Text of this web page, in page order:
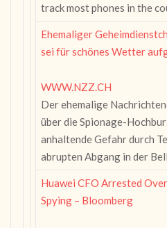
track most phones in the
Ehemaliger
sei für schönes Wetter
WWW.NZZ.CH
Der ehemalige
über die Spionage-
anhaltende Gefahr durch
abrupten Abgang in der
Huawei CFO Arrested
Spying – Bloomberg